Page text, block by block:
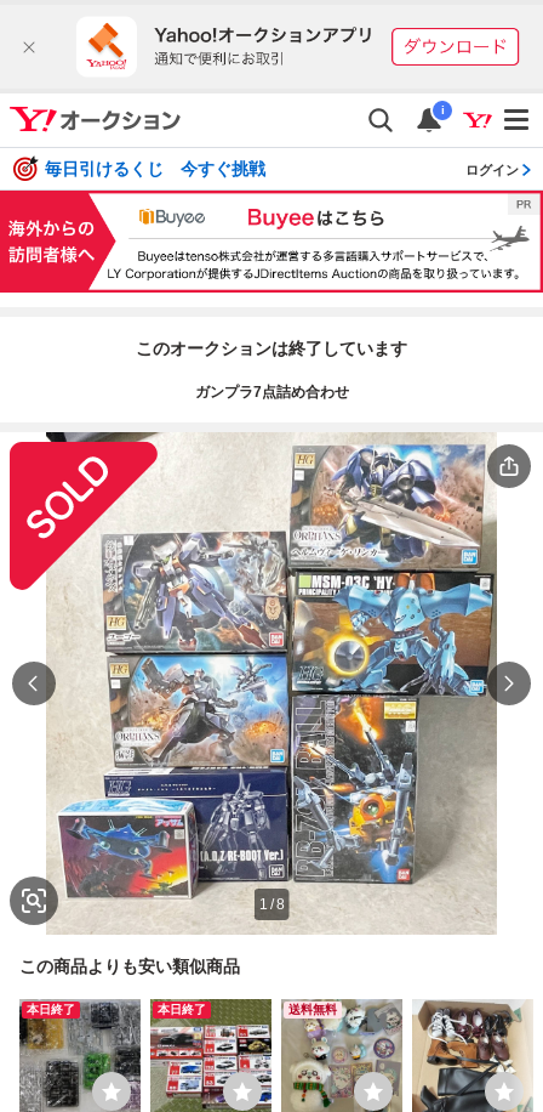
i
毎日引けるくじ 今すぐ挑戦 ログイン
このオークションは終了しています
ガンプラ7点詰め合わせ
1 /8
この商品よりも安い類似商品
本日終了 本日終了 送料無料